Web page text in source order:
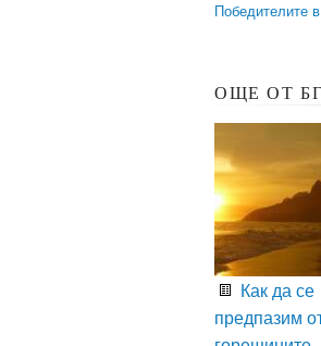
Победителите
ОЩЕ ОТ
Как да се
предпазим